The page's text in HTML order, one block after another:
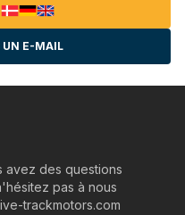
UN E-MAIL
avez des questions
pas à nous
trackmotors.com